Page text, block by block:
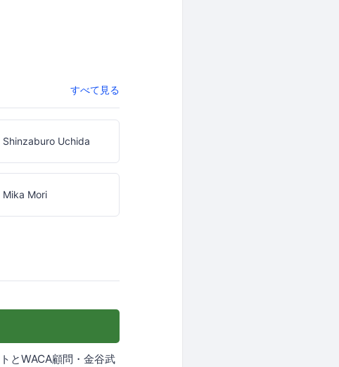
すべて見る
Shinzaburo Uchida
Mika Mori
とWACA顧問・金谷武